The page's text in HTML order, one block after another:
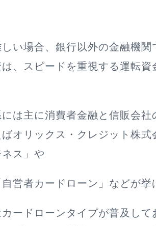
い場合、銀行以外の金融機関
、
スピードを重視する運転
には主に消費者金融と信販会
オリックス・クレジット株
ス」や
営者カードローン」などが挙
ードローンタイプが普及して